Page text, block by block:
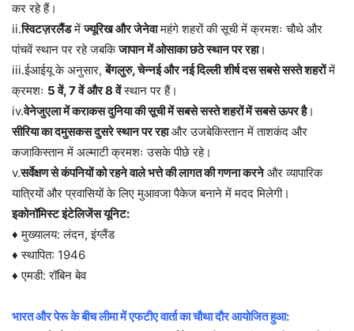
कर रहे हैं।
ii.स्विटज़रलैंडमेंज्यूरिख और जेनेवामहंगे शहरों की सूची में क्रमशः चौथे और
पांचवें स्थान पर रहे जबकिजापान में ओसाका छठे स्थान पर रहा।
iii.ईआईयू के अनुसार,बेंगलुरु, चेन्नई और नई दिल्ली शीर्ष दस सबसे सस्ते शहरोंमें
क्रमशः 5 वें, 7 वें और 8 वेंस्थान पर हैं।
iv.वेनेजुएला में कराकस दुनिया की सूची में सबसे सस्ते शहरों में सबसे ऊपर है।
सीरिया का दमुसकस दुसरे स्थान पर रहाऔर उजबेकिस्तान में ताशकंद और
कजाकिस्तान में अल्माटी क्रमशः उसके पीछे रहे।
v.सर्वेक्षण से कंपनियों को रहने वाले भत्ते की लागत की गणना करनेऔर व्यापारिक
यात्रियों और प्रवासियों के लिए मुआवजा पैकेज बनाने में मदद मिलेगी।
इकोनॉमिस्ट इंटेलिजेंस यूनिट:
♦ मुख्यालय: लंदन, इंग्लैंड
♦ स्थापित: 1946
♦ एमडी: रॉबिन बेव
भारत और पेरू के बीच लीमा में एफटीए वार्ता का चौथा दौर आयोजित हुआ: